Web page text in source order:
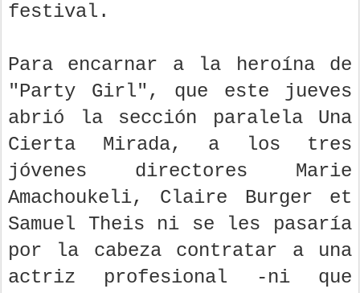
festival.
Para encarnar a la heroína de
"Party Girl", que este jueves
abrió la sección paralela Una
Cierta Mirada, a los tres
jóvenes directores Marie
Amachoukeli, Claire Burger et
Samuel Theis ni se les pasaría
por la cabeza contratar a una
actriz profesional -ni que